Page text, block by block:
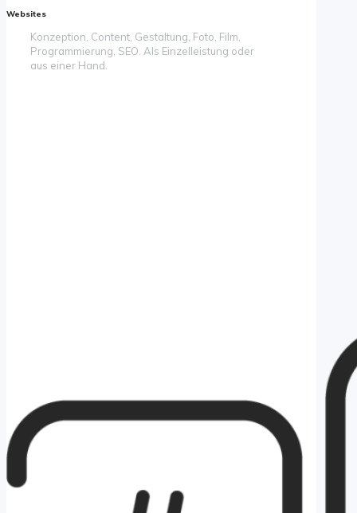
Websites
Konzeption, Content, Gestaltung, Foto, Film,
Programmierung, SEO. Als Einzelleistung oder
aus einer Hand.